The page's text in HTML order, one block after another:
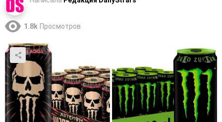
1.8k Просмотров